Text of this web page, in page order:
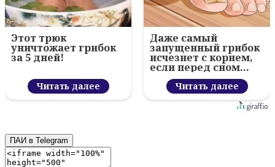
Этот трюк
уничтожает грибок
за 5 дней!
Читать далее
Даже самый
запущенный грибок
исчезнет с корнем,
если перед сном…
Читать далее
ПАИ в Telegram